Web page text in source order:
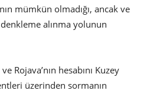
mümkün olmadığı, ancak ve
alınma yolunun
Rojava’nın hesabını Kuzey
üzerinden sormanın